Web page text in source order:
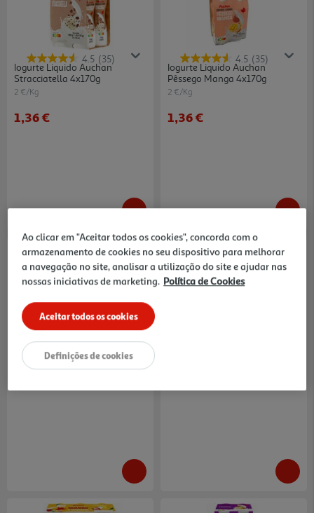
4.5 (35)
Iogurte Liquido Auchan
Stracciatella 4x170g
2 €/Kg
1,36 €
4.5 (35)
Iogurte Liquido Auchan
Pêssego Manga 4x170g
2 €/Kg
1,36 €
Iogurte Líquido Auchan
Morango 4x160g
2.02 €/Kg
Ao clicar em "Aceitar todos os cookies", concorda com o
armazenamento de cookies no seu dispositivo para melhorar
a navegação no site, analisar a utilização do site e ajudar nas
nossas iniciativas de marketing. Política de Cookies
Aceitar todos os cookies
Definições de cookies